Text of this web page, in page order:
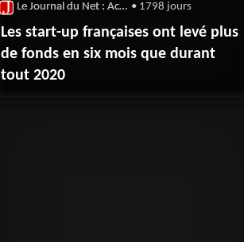
Le Journal du Net : Actualité du Capital-Risque • 1798 jours
Les start-up françaises ont levé plus
de fonds en six mois que durant
tout 2020